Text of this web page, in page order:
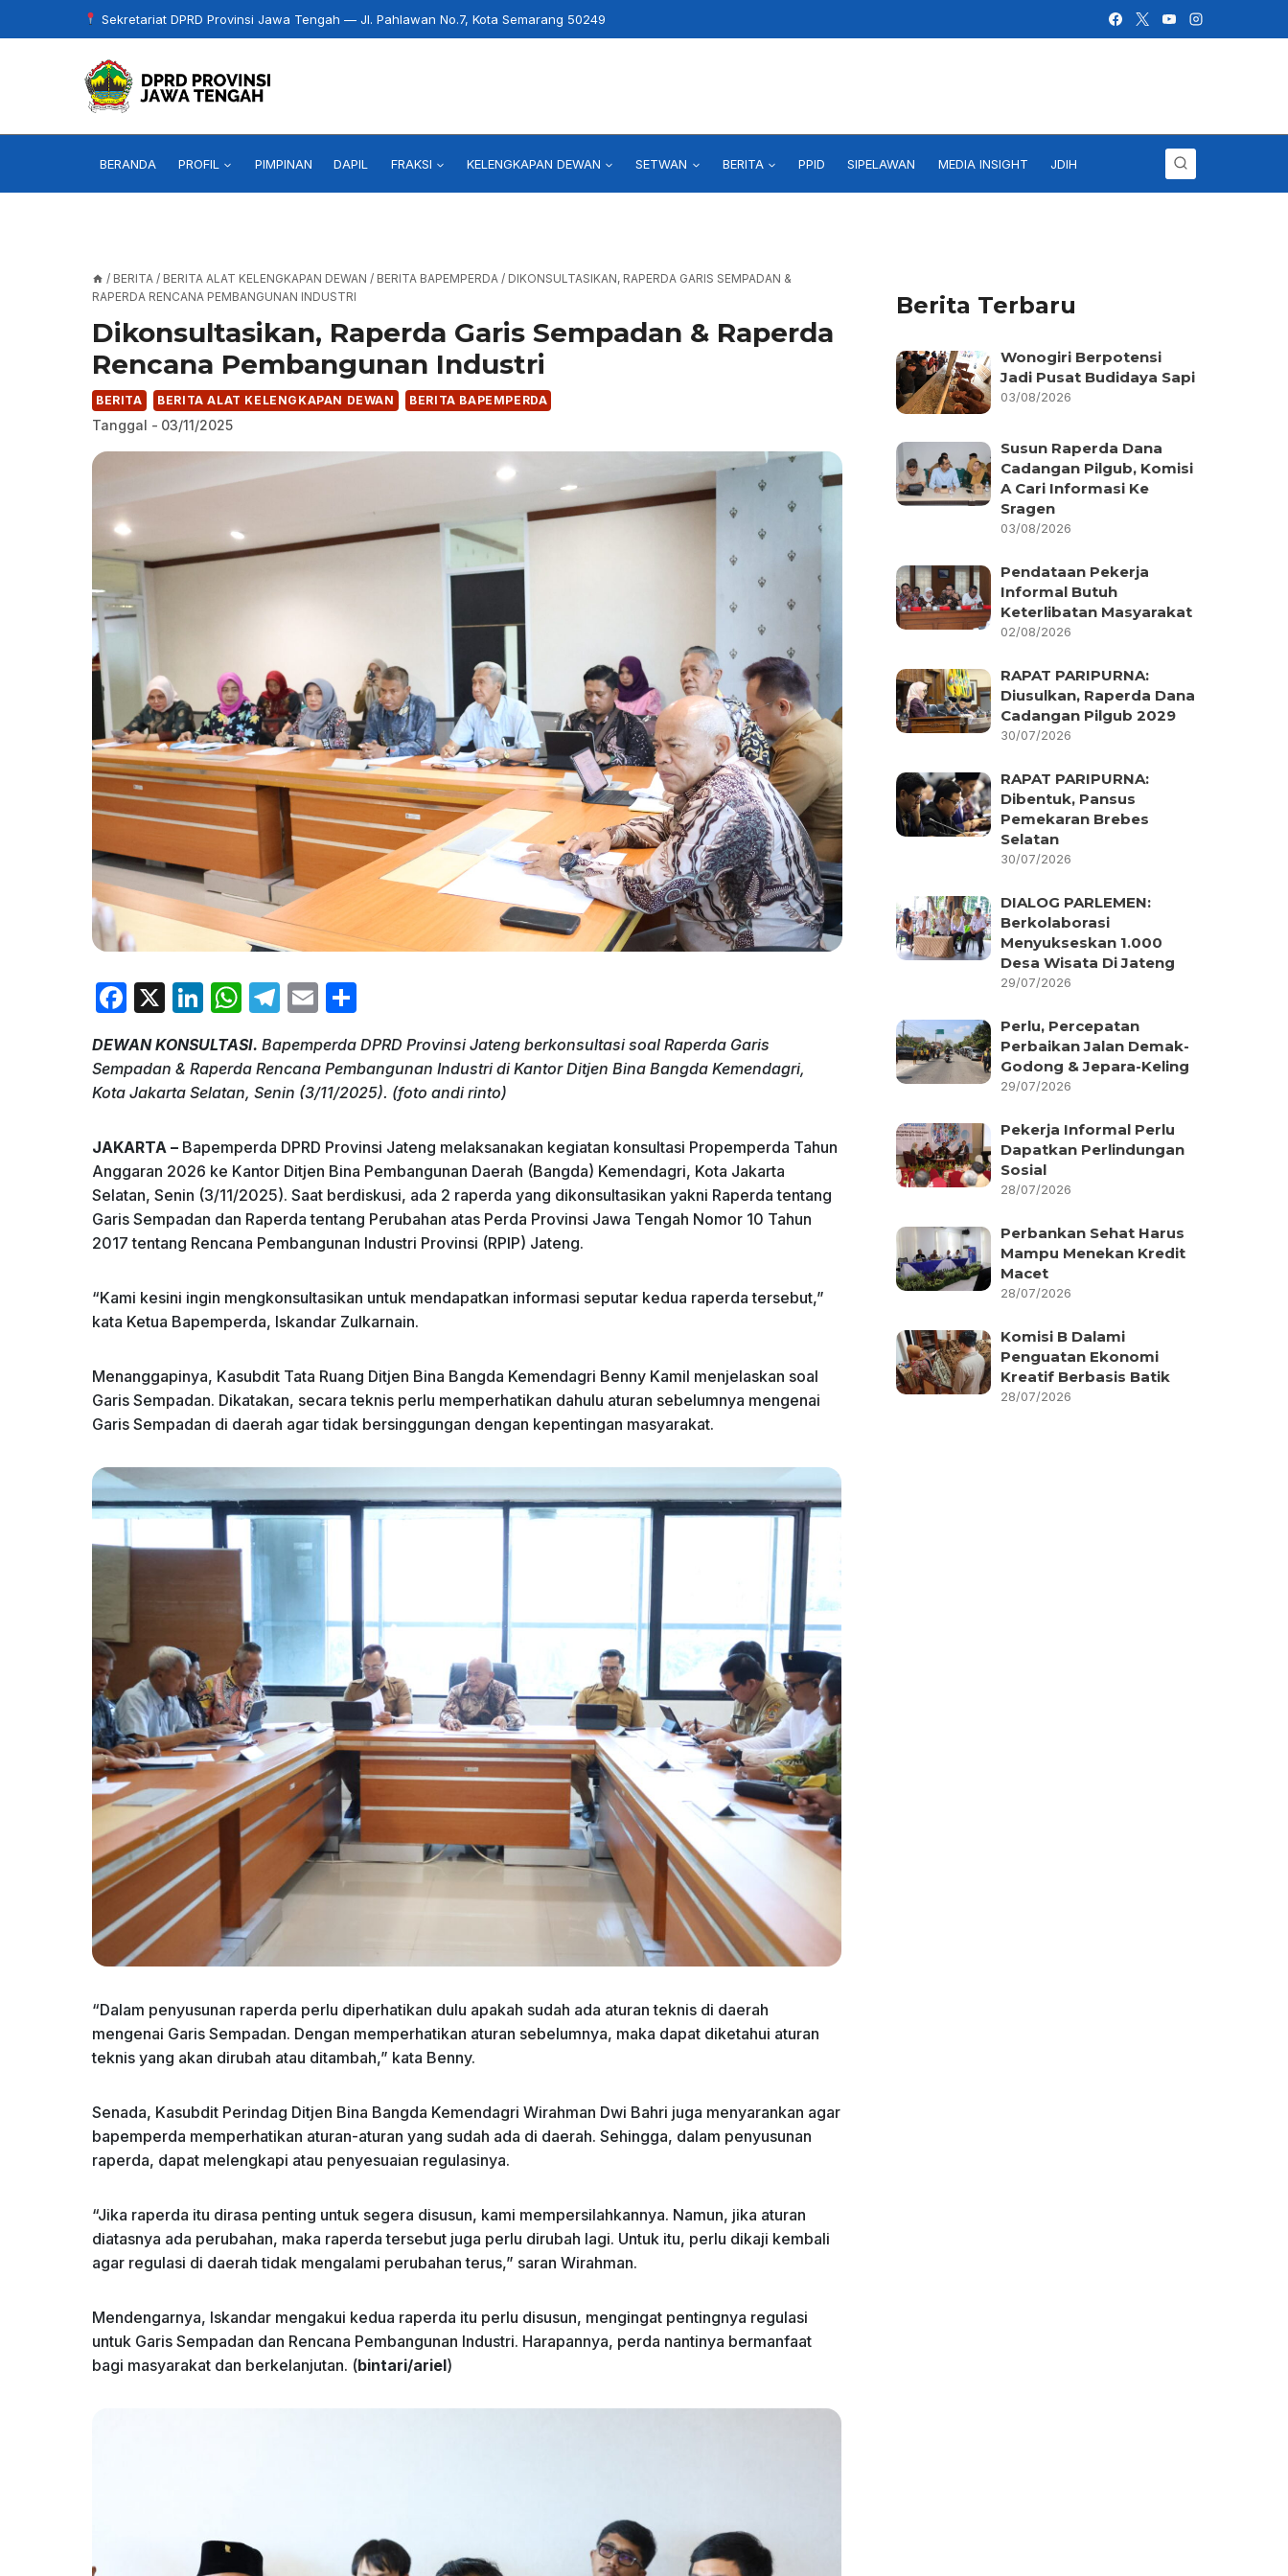
to
Sekretariat DPRD Provinsi Jawa Tengah — Jl. Pahlawan No.7, Kota Semarang 50249
BERANDA PROFIL PIMPINAN DAPIL FRAKSI KELENGKAPAN DEWAN SETWAN BERITA PPID SIPELAWAN MEDIA INSIGHT JDIH
/ BERITA / BERITA ALAT KELENGKAPAN DEWAN / BERITA BAPEMPERDA / DIKONSULTASIKAN, RAPERDA GARIS SEMPADAN &
RAPERDA RENCANA PEMBANGUNAN INDUSTRI
Dikonsultasikan, Raperda Garis Sempadan & Raperda
Rencana Pembangunan Industri
BERITA BERITA ALAT KELENGKAPAN DEWAN BERITA BAPEMPERDA
Tanggal - 03/11/2025
F
c
e
o
o
k
X
Li
k
e
n
W
at
s
p
p
T
e
gr
m
E
ai
l
ar
e
DEWAN KONSULTASI. Bapemperda DPRD Provinsi Jateng berkonsultasi soal Raperda Garis
Sempadan & Raperda Rencana Pembangunan Industri diKantor Ditjen Bina Bangda Kemendagri,
Kota Jakarta Selatan, Senin (3/11/2025). (foto andi rinto)
JAKARTA – Bapemperda DPRD Provinsi Jateng melaksanakan kegiatan konsultasi Propemperda Tahun
Anggaran 2026 ke Kantor Ditjen Bina Pembangunan Daerah (Bangda) Kemendagri, Kota Jakarta
Selatan, Senin (3/11/2025). Saat berdiskusi, ada 2 raperda yang dikonsultasikan yakni Raperda tentang
Garis Sempadan dan Raperda tentang Perubahan atas Perda Provinsi Jawa Tengah Nomor 10 Tahun
2017 tentang Rencana Pembangunan Industri Provinsi (RPIP) Jateng.
“Kami kesini ingin mengkonsultasikan untuk mendapatkan informasi seputar kedua raperda tersebut,”
kata Ketua Bapemperda, Iskandar Zulkarnain.
Menanggapinya, Kasubdit Tata Ruang Ditjen Bina Bangda Kemendagri Benny Kamil menjelaskan soal
Garis Sempadan. Dikatakan, secara teknis perlu memperhatikan dahulu aturan sebelumnya mengenai
Garis Sempadan di daerah agar tidak bersinggungan dengan kepentingan masyarakat.
“Dalam penyusunan raperda perlu diperhatikan dulu apakah sudah ada aturan teknis di daerah
mengenai Garis Sempadan. Dengan memperhatikan aturan sebelumnya, maka dapat diketahui aturan
teknis yang akan dirubah atau ditambah,” kata Benny.
Senada, Kasubdit Perindag Ditjen Bina Bangda Kemendagri Wirahman Dwi Bahri juga menyarankan agar
bapemperda memperhatikan aturan-aturan yang sudah ada di daerah. Sehingga, dalam penyusunan
raperda, dapat melengkapi atau penyesuaian regulasinya.
“Jika raperda itu dirasa penting untuk segera disusun, kami mempersilahkannya. Namun, jika aturan
diatasnya ada perubahan, maka raperda tersebut juga perlu dirubah lagi. Untuk itu, perlu dikaji kembali
agar regulasi di daerah tidak mengalami perubahan terus,” saran Wirahman.
Mendengarnya, Iskandar mengakui kedua raperda itu perlu disusun, mengingat pentingnya regulasi
untuk Garis Sempadan dan Rencana Pembangunan Industri. Harapannya, perda nantinya bermanfaat
bagi masyarakat dan berkelanjutan. (bintari/ariel)
Berita Terbaru
Wonogiri Berpotensi
Jadi Pusat Budidaya Sapi
03/08/2026
Susun Raperda Dana
Cadangan Pilgub, Komisi
A Cari Informasi Ke
Sragen
03/08/2026
Pendataan Pekerja
Informal Butuh
Keterlibatan Masyarakat
02/08/2026
RAPAT PARIPURNA:
Diusulkan, Raperda Dana
Cadangan Pilgub 2029
30/07/2026
RAPAT PARIPURNA:
Dibentuk, Pansus
Pemekaran Brebes
Selatan
30/07/2026
DIALOG PARLEMEN:
Berkolaborasi
Menyukseskan 1.000
Desa Wisata Di Jateng
29/07/2026
Perlu, Percepatan
Perbaikan Jalan Demak-
Godong & Jepara-Keling
29/07/2026
Pekerja Informal Perlu
Dapatkan Perlindungan
Sosial
28/07/2026
Perbankan Sehat Harus
Mampu Menekan Kredit
Macet
28/07/2026
Komisi B Dalami
Penguatan Ekonomi
Kreatif Berbasis Batik
28/07/2026